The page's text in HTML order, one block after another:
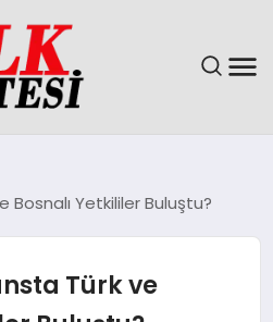
Yetkililer Buluştu?
Türk ve